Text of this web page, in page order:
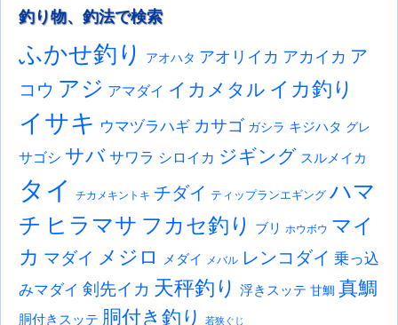
釣り物、釣法で検索
ふかせ釣り アオハタ アオリイカ アカイカ ア
コウ アジ アマダイ イカメタル イカ釣り
イサキ ウマヅラハギ カサゴ ガシラ キジハタ グレ
サゴシ サバ サワラ シロイカ ジギング スルメイカ
タイ チカメキントキ チダイ ティップランエギング ハマ
チ ヒラマサ フカセ釣り ブリ ホウボウ マイ
カ マダイ メジロ メダイ メバル レンコダイ 乗っ込
みマダイ 剣先イカ 天秤釣り 浮きスッテ 甘鯛 真鯛
胴付きスッテ 胴付き釣り 若狭ぐじ